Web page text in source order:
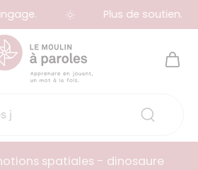
Plus de soutien.
spatiales - dinosaure